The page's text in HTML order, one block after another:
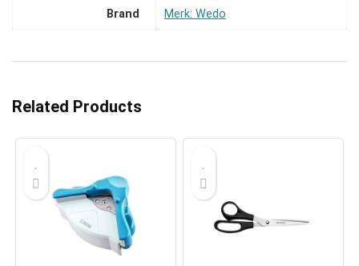
Brand Merk: Wedo
Related Products